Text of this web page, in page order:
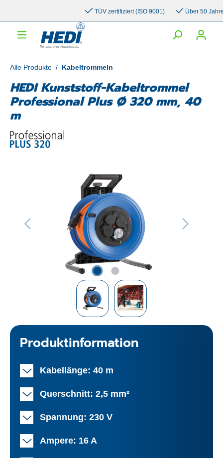
TÜV zertifiziert (ISO 9001) Über 50 Jahre
Alle Produkte / Kabeltrommeln
HEDI Kunststoff-Kabeltrommel
Professional Plus Ø 320 mm, 40
m
Produktinformation
Kabellänge: 40 m
Querschnitt: 2,5 mm²
Spannung: 230 V
Ampere: 16 A